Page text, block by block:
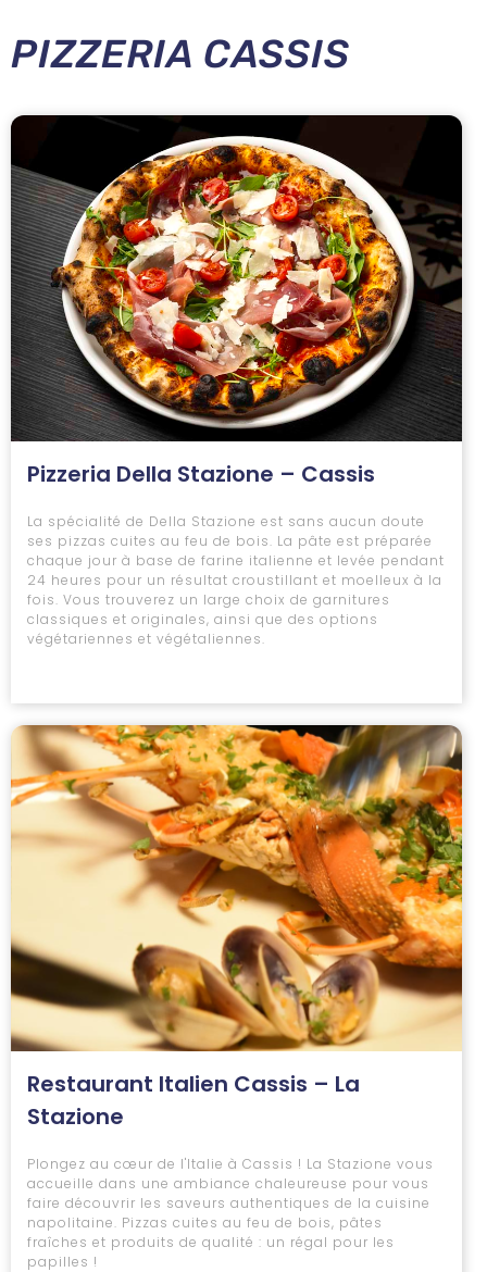
PIZZERIA CASSIS
Pizzeria Della Stazione – Cassis
La spécialité de Della Stazione est sans aucun doute
ses pizzas cuites au feu de bois. La pâte est préparée
chaque jour à base de farine italienne et levée pendant
24 heures pour un résultat croustillant et moelleux à la
fois. Vous trouverez un large choix de garnitures
classiques et originales, ainsi que des options
végétariennes et végétaliennes.
Restaurant Italien Cassis – La
Stazione
Plongez au cœur de l'Italie à Cassis ! La Stazione vous
accueille dans une ambiance chaleureuse pour vous
faire découvrir les saveurs authentiques de la cuisine
napolitaine. Pizzas cuites au feu de bois, pâtes
fraîches et produits de qualité : un régal pour les
papilles !